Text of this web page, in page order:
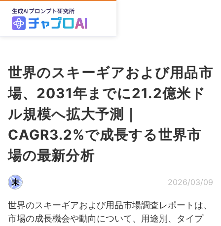
世界のスキーギアおよび用品市
場、2031年までに21.2億米ド
ル規模へ拡大予測｜
CAGR3.2%で成長する世界市
場の最新分析
未 2026/03/09
世界のスキーギアおよび用品市場調査レポートは、
市場の成長機会や動向について、用途別、タイプ